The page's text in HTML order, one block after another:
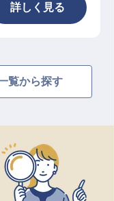
詳しく見る
覧から探す